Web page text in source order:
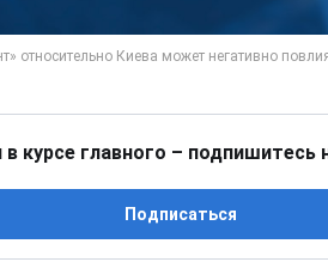
курсе главного – подпишитесь
Подписаться